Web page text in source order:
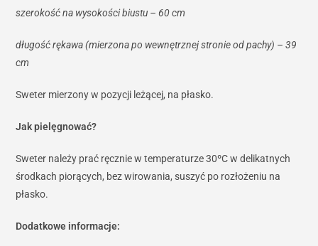
szerokość na wysokości biustu – 60 cm
długość rękawa (mierzona po wewnętrznej stronie od pachy) – 39
cm
Sweter mierzony w pozycji leżącej, na płasko.
Jak pielęgnować?
Sweter należy prać ręcznie w temperaturze 30ºC w delikatnych
środkach piorących, bez wirowania, suszyć po rozłożeniu na
płasko.
Dodatkowe informacje: